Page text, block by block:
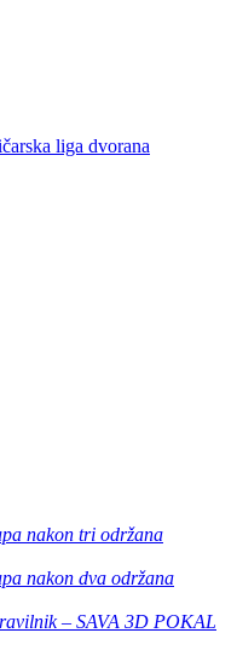
liga dvorana
nakon tri održana
nakon dva održana
– SAVA 3D POKAL